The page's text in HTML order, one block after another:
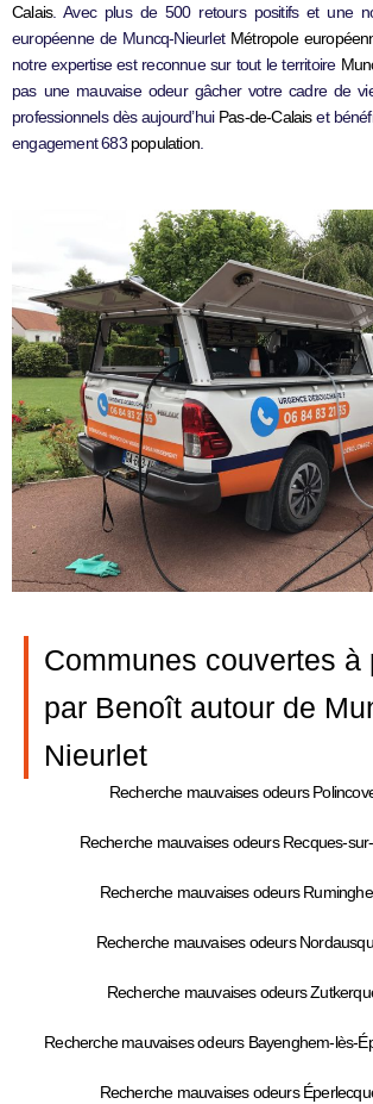
Calais. Avec plus de 500 retours positifs et une
européenne de Muncq-Nieurlet Métropole
notre expertise est reconnue sur tout le territoire
pas une mauvaise odeur gâcher votre cadre de
professionnels dès aujourd’hui Pas-de-Calaiset
engagement 683 population.
Communes couvertes à
par Benoît autour de
Nieurlet
Recherche mauvaises odeurs
Recherche mauvaises odeurs Recques-
Recherche mauvaises odeurs
Recherche mauvaises odeurs
Recherche mauvaises odeurs
Recherche mauvaises odeurs Bayenghem-lès-
Recherche mauvaises odeurs